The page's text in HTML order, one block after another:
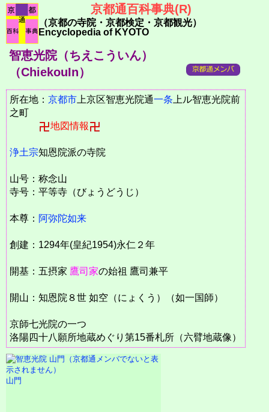
京都通百科事典(R)
（京都の寺院・京都検定・京都観光）
Encyclopedia of KYOTO
智恵光院（ちえこういん）
（ChiekouIn）
所在地： 京都市 上京区智恵光院通一条 上ル智恵光院前
之町
地図情報
浄土宗知恩院派の寺院
山号：称念山
寺号：平等寺（びょうどうじ）
本尊： 阿弥陀如来
創建：1294年(皇紀1954)永仁２年
開基：五摂家 鷹司家の始祖 鷹司兼平
開山：知恩院８世 如空（にょくう）（如一国師）
京師七光院の一つ
洛陽四十八願所地蔵めぐり第15番札所（六臂地蔵像）
山門